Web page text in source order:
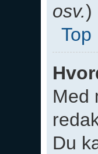
osv.)
Top
Med
Du